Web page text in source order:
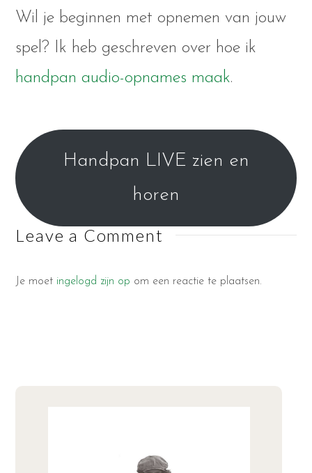
Wil je beginnen met opnemen van jouw
spel? Ik heb geschreven over hoe ik
handpan audio-opnames maak.
Handpan LIVE zien en
horen
Leave a Comment
Je moet ingelogd zijn op om een reactie te plaatsen.